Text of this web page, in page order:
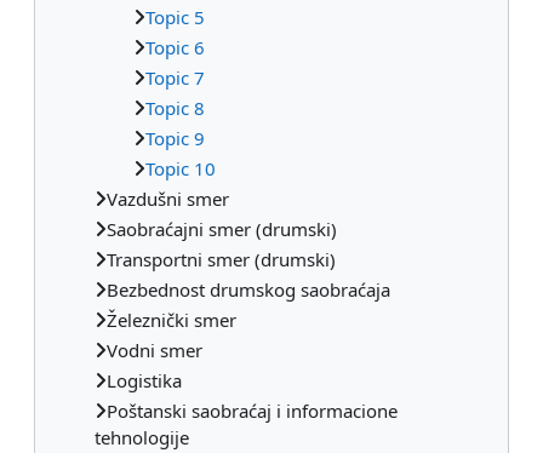
Topic 5
Topic 6
Topic 7
Topic 8
Topic 9
Topic 10
Vazdušni smer
Saobraćajni smer (drumski)
Transportni smer (drumski)
Bezbednost drumskog saobraćaja
Železnički smer
Vodni smer
Logistika
Poštanski saobraćaj i informacione
tehnologije